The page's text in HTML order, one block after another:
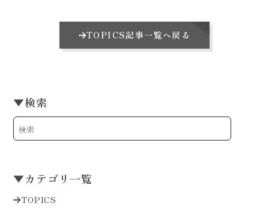
TOPICS記事一覧へ戻る
▼検索
▼カテゴリ一覧
TOPICS